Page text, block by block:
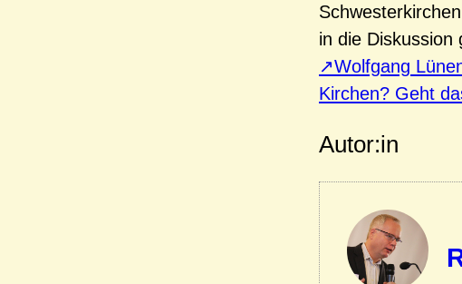
in die Diskussion
Wolfgang
Kirchen? Geht
Autor:in